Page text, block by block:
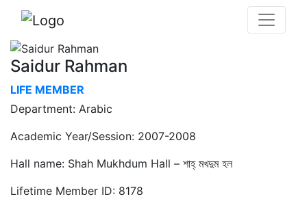
Saidur Rahman
LIFE MEMBER
Department: Arabic
Academic Year/Session: 2007-2008
Hall name: Shah Mukhdum Hall – শাহ্‌ মখদুম হল
Lifetime Member ID: 8178